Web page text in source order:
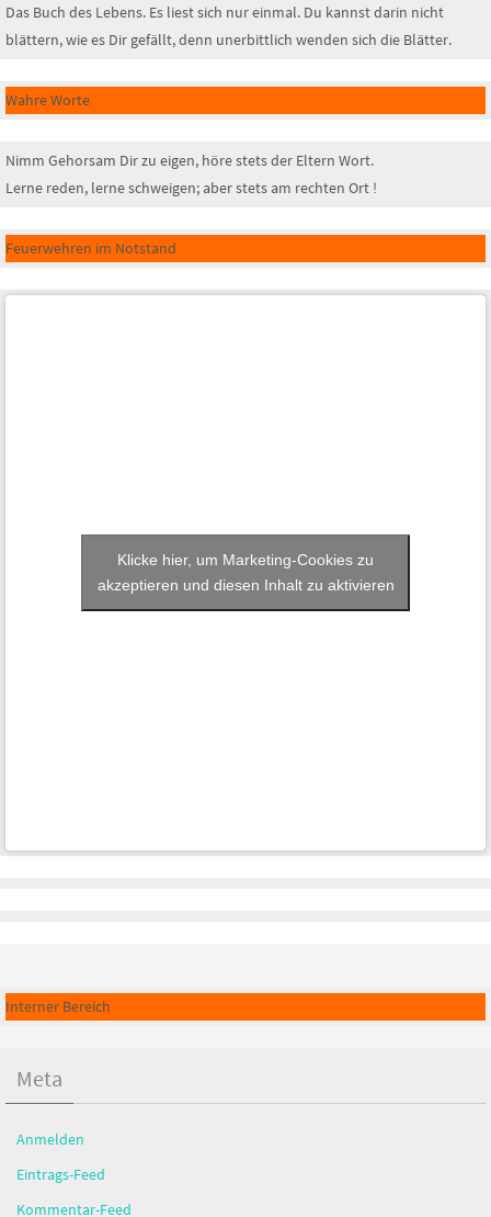
Das Buch des Lebens. Es liest sich nur einmal. Du kannst darin nicht
blättern, wie es Dir gefällt, denn unerbittlich wenden sich die Blätter.
Wahre Worte
Nimm Gehorsam Dir zu eigen, höre stets der Eltern Wort.
Lerne reden, lerne schweigen; aber stets am rechten Ort !
Feuerwehren im Notstand
Klicke hier, um Marketing-Cookies zu
akzeptieren und diesen Inhalt zu aktivieren
Interner Bereich
Meta
Anmelden
Eintrags-Feed
Kommentar-Feed